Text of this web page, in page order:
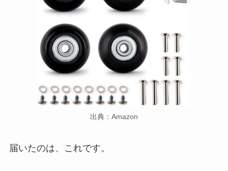
出典：Amazon
届いたのは、これです。